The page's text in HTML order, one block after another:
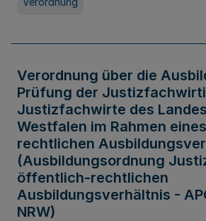
Verordnung über die
Prüfung der
Justizfachwirte des
Westfalen im Rahmen
rechtlichen
(Ausbildungsordnung
öffentlich-rechtlichen
Ausbildungsverhältnis -
NRW)